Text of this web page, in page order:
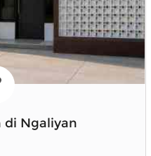
di Ngaliyan